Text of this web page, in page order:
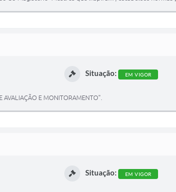
Situação: EM VIGOR
AVALIAÇÃO E MONITORAMENTO".
Situação: EM VIGOR